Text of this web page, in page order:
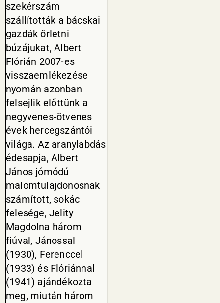
szekérszám
szállították a bácskai
gazdák őrletni
búzájukat, Albert
Flórián 2007-es
visszaemlékezése
nyomán azonban
felsejlik előt­tünk a
negyvenes-ötvenes
évek hercegszántói
világa. Az aranylabdás
édesapja, Albert
János jómódú
malomtulajdonosnak
számított, sokác
felesége, Jelity
Magdolna három
fiúval, Jánossal
(1930), Ferenccel
(1933) és Flóriánnal
(1941) ajándékozta
meg, miután három